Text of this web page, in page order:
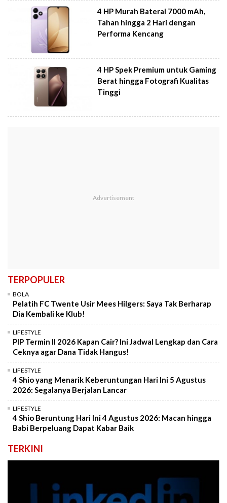
4 HP Murah Baterai 7000 mAh,
Tahan hingga 2 Hari dengan
Performa Kencang
4 HP Spek Premium untuk Gaming
Berat hingga Fotografi Kualitas
Tinggi
TERPOPULER
BOLA
Pelatih FC Twente Usir Mees Hilgers: Saya Tak Berharap
Dia Kembali ke Klub!
LIFESTYLE
PIP Termin II 2026 Kapan Cair? Ini Jadwal Lengkap dan Cara
Ceknya agar Dana Tidak Hangus!
LIFESTYLE
4 Shio yang Menarik Keberuntungan Hari Ini 5 Agustus
2026: Segalanya Berjalan Lancar
LIFESTYLE
4 Shio Beruntung Hari Ini 4 Agustus 2026: Macan hingga
Babi Berpeluang Dapat Kabar Baik
TERKINI